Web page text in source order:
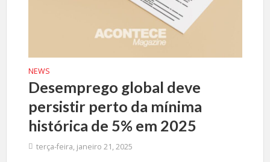
NEWS
Desemprego global deve
persistir perto da mínima
histórica de 5% em 2025
terça-feira, janeiro 21, 2025